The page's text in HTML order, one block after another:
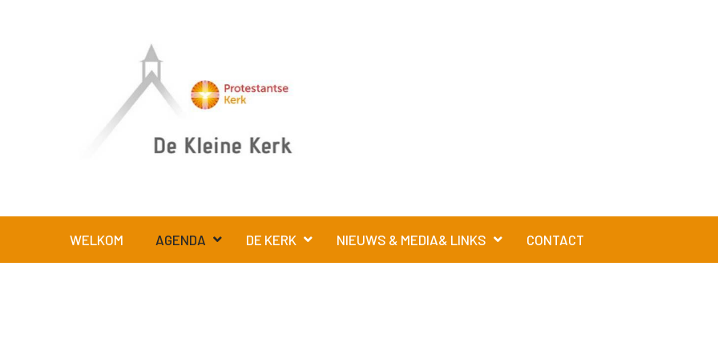
WELKOM AGENDA DE KERK NIEUWS & MEDIA& LINKS CONTACT